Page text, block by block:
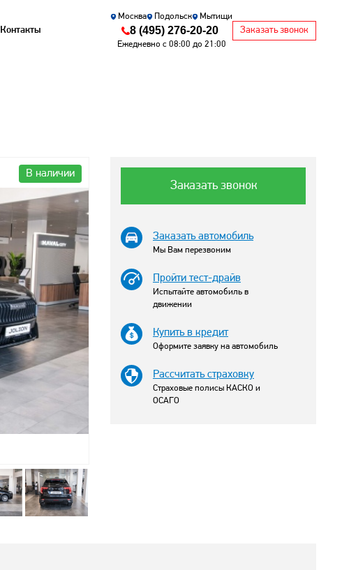
Контакты
Москва Подольск Мытищи
8 (495) 276-20-20
Ежедневно с 08:00 до 21:00
Заказать звонок
В наличии
Заказать звонок
Заказать автомобиль
Мы Вам перезвоним
Пройти тест-драйв
Испытайте автомобиль в
движении
Купить в кредит
Оформите заявку на автомобиль
Рассчитать страховку
Страховые полисы КАСКО и
ОСАГО